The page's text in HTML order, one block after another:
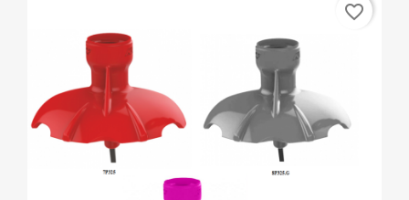
favorite_border